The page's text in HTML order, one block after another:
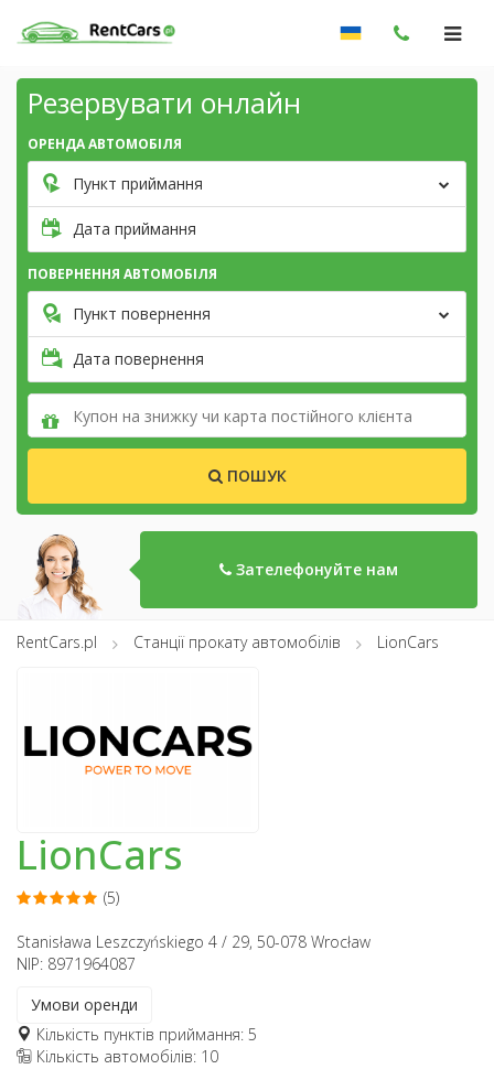
Резервувати онлайн
ОРЕНДА АВТОМОБІЛЯ
Пункт приймання
Дата приймання
ПОВЕРНЕННЯ АВТОМОБІЛЯ
Пункт повернення
Дата повернення
ПОШУК
Зателефонуйте нам
RentCars.pl Станції прокату автомобілів LionCars
LionCars
(5)
Stanisława Leszczyńskiego 4 / 29, 50-078 Wrocław
NIP: 8971964087
Умови оренди
Кількість пунктів приймання: 5
Кількість автомобілів: 10